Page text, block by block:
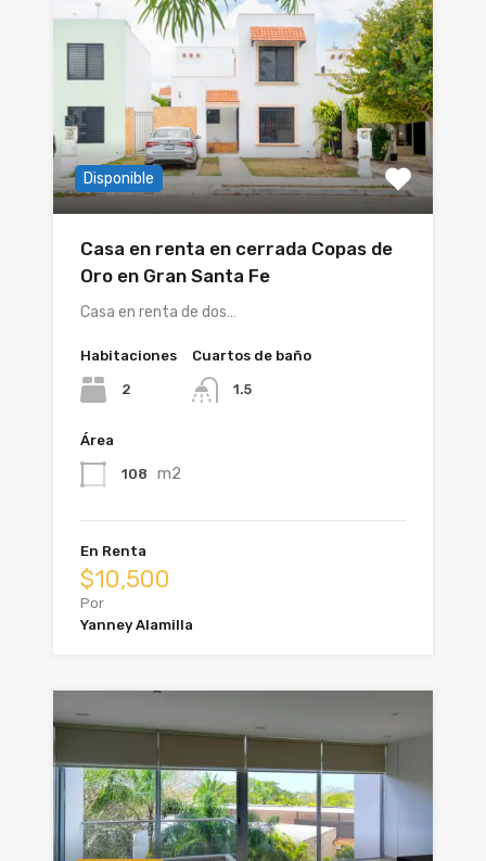
Disponible
Casa en renta en cerrada Copas de
Oro en Gran Santa Fe
Casa en renta de dos…
Habitaciones
2
Cuartos de baño
1.5
Área
108 m2
En Renta
$10,500
Por
Yanney Alamilla